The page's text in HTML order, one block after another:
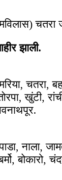
चतरा
झाली.
चतरा,
खुंटी,
नाला,
बोकारो,